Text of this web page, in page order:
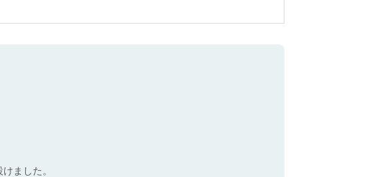
ました。